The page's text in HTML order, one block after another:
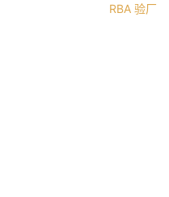
RBA 验厂